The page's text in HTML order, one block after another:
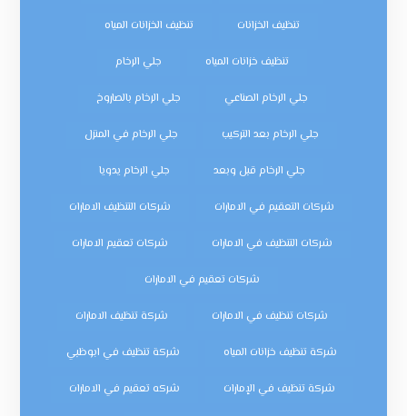
تنظيف الخزانات تنظيف الخزانات المياه
تنظيف خزانات المياه جلي الرخام
جلي الرخام الصناعي جلي الرخام بالصاروخ
جلي الرخام بعد التركيب جلي الرخام في المنزل
جلي الرخام قبل وبعد جلي الرخام يدويا
شركات التعقيم في الامارات شركات التنظيف الامارات
شركات التنظيف في الامارات شركات تعقيم الامارات
شركات تعقيم في الامارات
شركات تنظيف في الامارات شركة تنظيف الامارات
شركة تنظيف خزانات المياه شركة تنظيف في ابوظبي
شركة تنظيف في الإمارات شركه تعقيم في الامارات